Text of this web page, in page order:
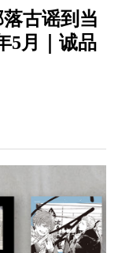
古谣到当
5月｜诚品